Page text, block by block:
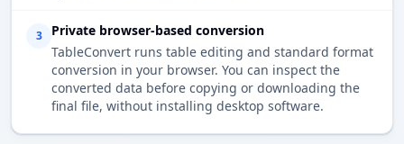
3
Private browser-based conversion
TableConvert runs table editing and standard format
conversion in your browser. You can inspect the
converted data before copying or downloading the
final file, without installing desktop software.